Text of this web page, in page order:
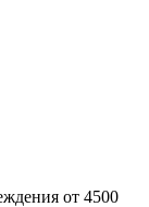
от 4500